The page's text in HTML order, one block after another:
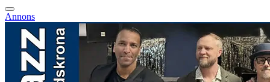
Annons